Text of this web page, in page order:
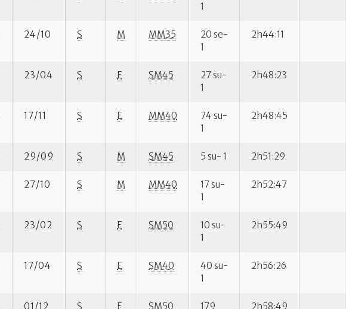
1
24/10 S M MM35
20 se-
1
2h44:11
23/04 S E SM45
27 su-
1
2h48:23
17/11 S E MM40
74 su-
1
2h48:45
29/09 S M SM45 5 su- 1 2h51:29
27/10 S M MM40
17 su-
1
2h52:47
23/02 S E SM50
10 su-
1
2h55:49
17/04 S E SM40
40 su-
1
2h56:26
01/12 S E SM50 179 2h58:49